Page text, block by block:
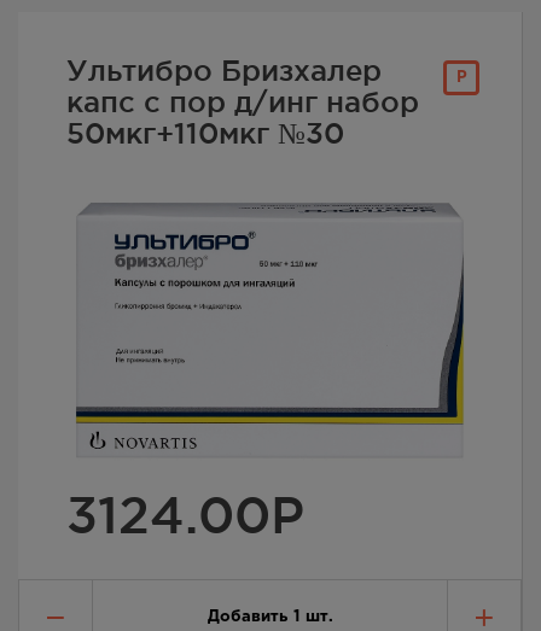
Р
Ультибро Бризхалер
капс с пор д/инг набор
50мкг+110мкг №30
3124.00Р
Добавить 1 шт.